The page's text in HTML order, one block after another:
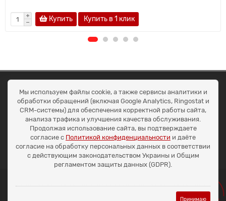
Купить Купить в 1 клик
ОКЕАН ТРЕЙД
Договір публичної оферти
Доставка та оплата
Наші контакти
Умови повернення
+38 (099) 452-20-02
+38 (098) 492-20-02
office@ocean.biz.ua
Мы используем файлы cookie, а также сервисы аналитики и
обработки обращений (включая Google Analytics, Ringostat и
CRM-системы) для обеспечения корректной работы сайта,
анализа трафика и улучшения качества обслуживания.
Продолжая использование сайта, вы подтверждаете
согласие с Политикой конфиденциальности и даёте
согласие на обработку персональных данных в соответствии
с действующим законодательством Украины и Общим
регламентом защиты данных (GDPR).
Принимаю